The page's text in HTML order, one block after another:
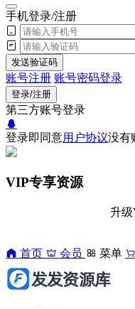
手机登录/注册
发送验证码
账号注册 账号密码登录
登录/注册
第三方账号登录
登录即同意用户协议没有
VIP专享资源
升
首页
会员 菜单